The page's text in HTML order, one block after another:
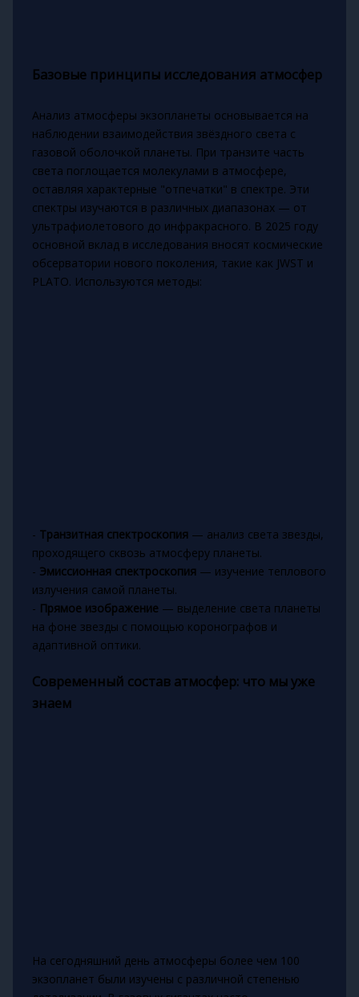
Базовые принципы исследования атмосфер
Анализ атмосферы экзопланеты основывается на
наблюдении взаимодействия звёздного света с
газовой оболочкой планеты. При транзите часть
света поглощается молекулами в атмосфере,
оставляя характерные "отпечатки" в спектре. Эти
спектры изучаются в различных диапазонах — от
ультрафиолетового до инфракрасного. В 2025 году
основной вклад в исследования вносят космические
обсерватории нового поколения, такие как JWST и
PLATO. Используются методы:
- Транзитная спектроскопия — анализ света звезды,
проходящего сквозь атмосферу планеты.
- Эмиссионная спектроскопия — изучение теплового
излучения самой планеты.
- Прямое изображение — выделение света планеты
на фоне звезды с помощью коронографов и
адаптивной оптики.
Современный состав атмосфер: что мы уже
знаем
На сегодняшний день атмосферы более чем 100
экзопланет были изучены с различной степенью